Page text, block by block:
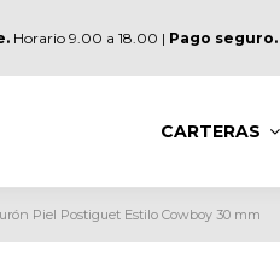
Horario 9.00 a 18.00 | Pago seguro.
CARTERAS
Piel Postiguet Estilo Cowboy 30 mm